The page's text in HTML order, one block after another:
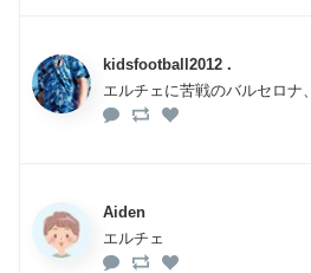
kidsfootball2012 .
エルチェに苦戦のバルセロナ、
Aiden
エルチェ